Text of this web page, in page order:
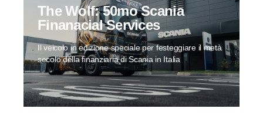
The Wolf: 50mo Scania
Finanacial Services
Il veicolo in edizione speciale per festeggiare il metà
secolo della finanziaria di Scania in Italia